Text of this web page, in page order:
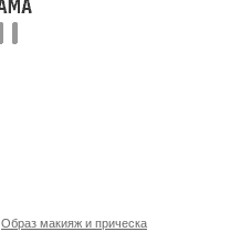
Образ макияж и прическа